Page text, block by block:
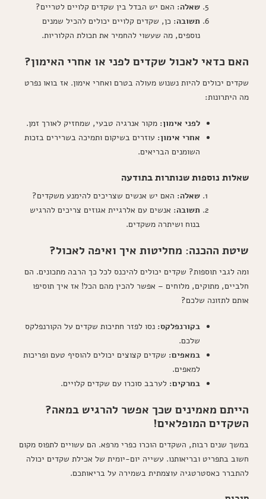
שאלה: האם יש הבדל בין שקדים קלויים לטריים?
תשובה: כן, שקדים קלויים יכולים להכיל שמנים
נוספים, מה שעשוי להחמיר את תכולת הקלוריות.
האם כדאי לאכול שקדים לפני או אחרי האימון?
שקדים יכולים להיות נשנוש מעולה בטרם ואחרי אימון. אז בואו נפרט
מה היתרונות:
לפני אימון: מקור אנרגיה טבעי, שמחזיק לאורך זמן.
אחרי אימון: עוזרים בשיקום ותמיכה בשרירים בזכות
השומנים הבריאים.
שאלות נוספות שנותרות בתודעה
שאלה: האם יש אנשים שצריכים להימנע משקדים?
תשובה: אנשים עם אלרגיית אגוזים צריכים להרגיש
בנוח ושיתרה משקדים.
שיטת ההכנה: מחליטות איך ואיפה לאכול?
ומה לגבי תוספות? שקדים יכולים להיכנס לכל כך הרבה מתכונים. הם
חלביים, מתוקים, מלוחים – אפשר להכין מהם הכל! אז איך תוסיפו
אותם לתזונה שלכם?
בקורנפלקס: נסו לפזר חתיכות שקדים על הקורנפלקס
שלכם.
במאפים: שקדים קצוצים יכולים להוסיף טעם ופריכות
למאפים.
במרקים: לערבב סוכרו עם שקדים קלויים.
הייתם מאמינים שכך אפשר להרגיש במאה?
השקדים המופלאים!
במשך שנים רבות, השקדים הוכרו כפרי מרפא. הם עשויים לתפוס מקום
חשוב בתפריט ובריאותנו. עשייה יום-יומית של אכילת שקדים יכולה
להתברר כאסטרטגיה עוצמתית בשמירה על בריאותכם.